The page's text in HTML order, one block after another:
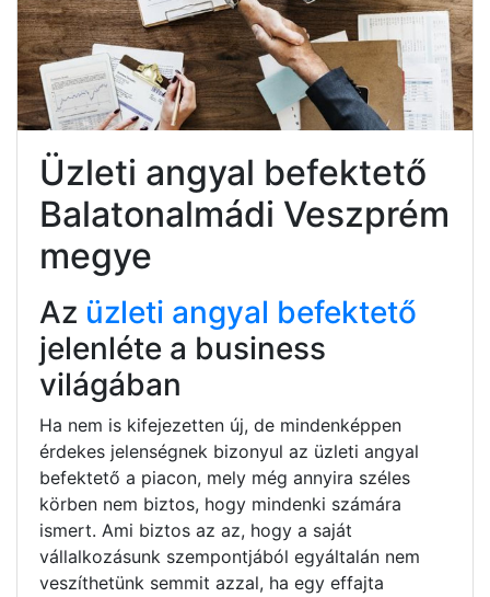
Üzleti angyal befektető
Balatonalmádi Veszprém
megye
Az üzleti angyal befektető
jelenléte a business
világában
Ha nem is kifejezetten új, de mindenképpen
érdekes jelenségnek bizonyul az üzleti angyal
befektető a piacon, mely még annyira széles
körben nem biztos, hogy mindenki számára
ismert. Ami biztos az az, hogy a saját
vállalkozásunk szempontjából egyáltalán nem
veszíthetünk semmit azzal, ha egy effajta